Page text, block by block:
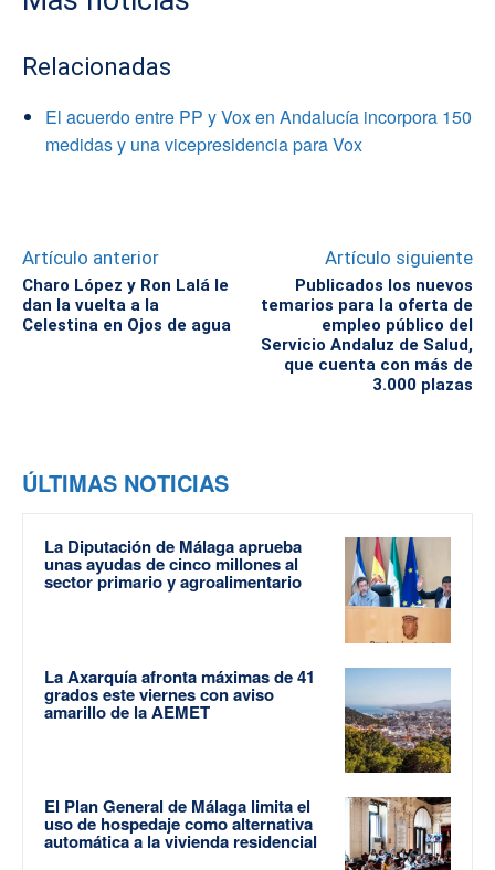
Relacionadas
El acuerdo entre PP y Vox en Andalucía incorpora 150
medidas y una vicepresidencia para Vox
Artículo anterior
Charo López y Ron Lalá le
dan la vuelta a la
Celestina en Ojos de agua
Artículo siguiente
Publicados los nuevos
temarios para la oferta de
empleo público del
Servicio Andaluz de Salud,
que cuenta con más de
3.000 plazas
ÚLTIMAS NOTICIAS
La Diputación de Málaga aprueba
unas ayudas de cinco millones al
sector primario y agroalimentario
La Axarquía afronta máximas de 41
grados este viernes con aviso
amarillo de la AEMET
El Plan General de Málaga limita el
uso de hospedaje como alternativa
automática a la vivienda residencial